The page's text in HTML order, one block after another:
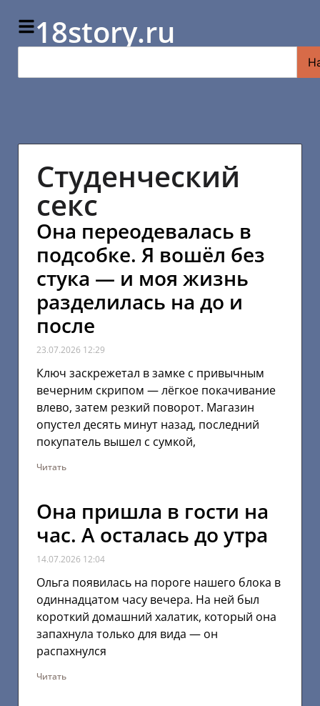
18story.ru
Студенческий
секс
Она переодевалась в
подсобке. Я вошёл без
стука — и моя жизнь
разделилась на до и
после
23.07.2026 12:29
Ключ заскрежетал в замке с привычным
вечерним скрипом — лёгкое покачивание
влево, затем резкий поворот. Магазин
опустел десять минут назад, последний
покупатель вышел с сумкой,
Читать
Она пришла в гости на
час. А осталась до утра
14.07.2026 12:04
Ольга появилась на пороге нашего блока в
одиннадцатом часу вечера. На ней был
короткий домашний халатик, который она
запахнула только для вида — он
распахнулся
Читать